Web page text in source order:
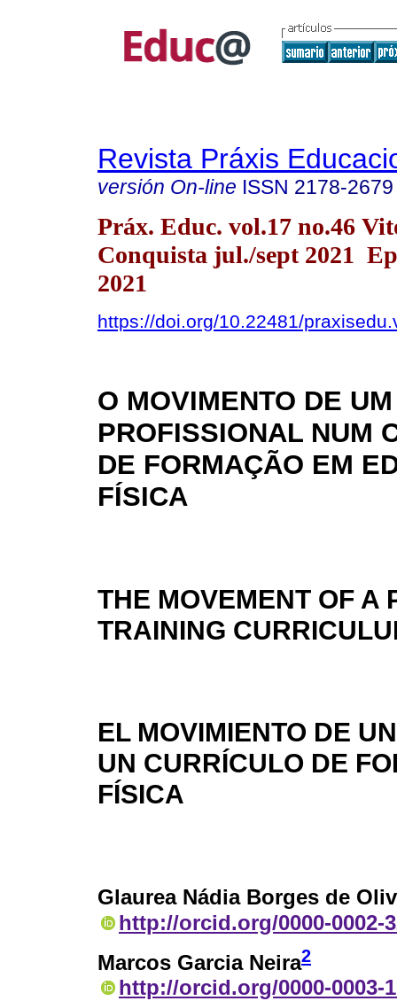
Revista Práxis
versión On-line ISSN 2178-2679
Práx. Educ. vol.17 no.46
Conquista jul./sept 2021
2021
https://doi.org/10.22481/
O MOVIMENTO DE
PROFISSIONAL NUM
DE FORMAÇÃO EM
FÍSICA
THE MOVEMENT OF A
TRAINING
EL MOVIMIENTO DE
UN CURRÍCULO DE
FÍSICA
Glaurea Nádia Borges de
http://orcid.org/0000-0002-
Marcos Garcia Neira2
http://orcid.org/0000-0003-